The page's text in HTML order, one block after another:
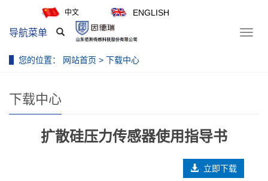
中文 ENGLISH
导航菜单
您的位置： 网站首页 > 下载中心
下载中心
扩散硅压力传感器使用指导书
立即下载